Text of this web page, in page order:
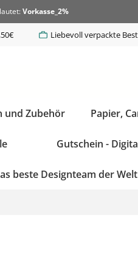
Vorkasse_2%
Liebevoll verpackte
und Zubehör Papier,
Gutschein -
beste Designteam der Welt